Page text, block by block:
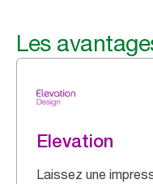
Les
Elevation
Laissez une